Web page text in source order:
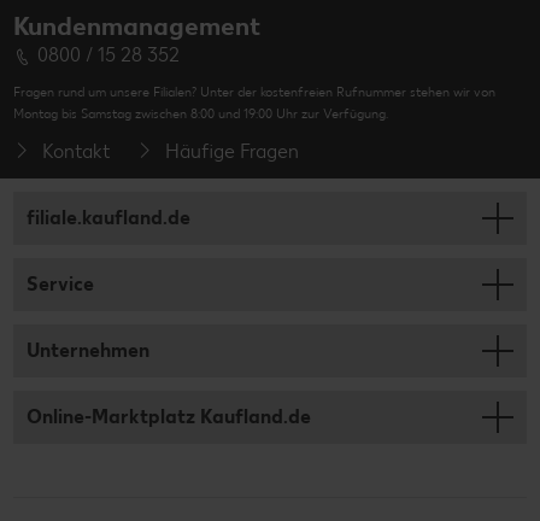
Kundenmanagement
0800 / 15 28 352
Fragen rund um unsere Filialen? Unter der kostenfreien Rufnummer stehen wir von
Montag bis Samstag zwischen 8:00 und 19:00 Uhr zur Verfügung.
Kontakt Häufige Fragen
filiale.kaufland.de
Service
Unternehmen
Online-Marktplatz Kaufland.de